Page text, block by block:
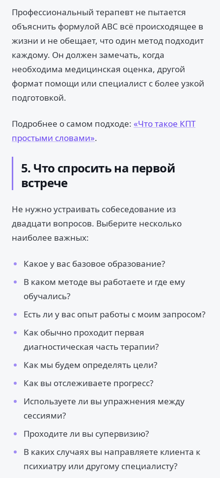
Профессиональный терапевт не пытается
объяснить формулой ABC всё происходящее в
жизни и не обещает, что один метод подходит
каждому. Он должен замечать, когда
необходима медицинская оценка, другой
формат помощи или специалист с более узкой
подготовкой.
Подробнее о самом подходе: «Что такое КПТ
простыми словами».
5. Что спросить на первой
встрече
Не нужно устраивать собеседование из
двадцати вопросов. Выберите несколько
наиболее важных:
Какое у вас базовое образование?
В каком методе вы работаете и где ему
обучались?
Есть ли у вас опыт работы с моим запросом?
Как обычно проходит первая
диагностическая часть терапии?
Как мы будем определять цели?
Как вы отслеживаете прогресс?
Используете ли вы упражнения между
сессиями?
Проходите ли вы супервизию?
В каких случаях вы направляете клиента к
психиатру или другому специалисту?